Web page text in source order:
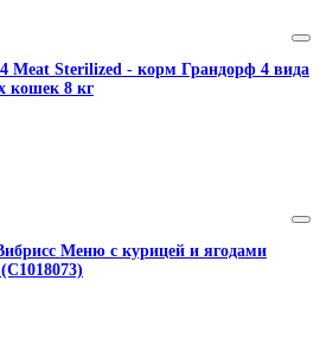
Meat Sterilized - корм Грандорф 4 вида
кошек 8 кг
Меню с курицей и ягодами